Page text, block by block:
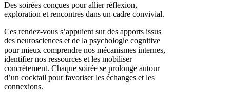
Des soirées conçues pour allier réflexion,
exploration et rencontres dans un cadre convivial.
Ces rendez-vous s’appuient sur des apports issus
des neurosciences et de la psychologie cognitive
pour mieux comprendre nos mécanismes internes,
identifier nos ressources et les mobiliser
concrètement. Chaque soirée se prolonge autour
d’un cocktail pour favoriser les échanges et les
connexions.